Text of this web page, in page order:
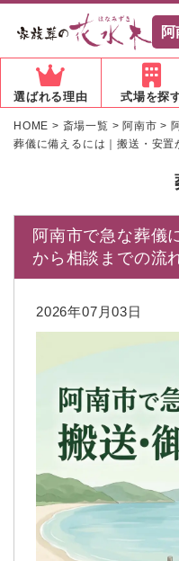
選ばれる理由 式場を探
HOME > 斎場一覧 > 阿南市 >
葬儀に備えるには｜搬送・安置
阿南市で急な葬儀
から相談までの流
2026年07月03日